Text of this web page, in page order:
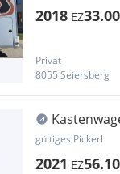
2018 EZ
Privat
8055 Seiersberg
gültiges Pickerl
2021 EZ